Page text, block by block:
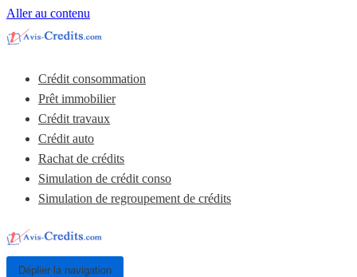
Aller au contenu
Crédit consommation
Prêt immobilier
Crédit travaux
Crédit auto
Rachat de crédits
Simulation de crédit conso
Simulation de regroupement de crédits
Déplier la navigation